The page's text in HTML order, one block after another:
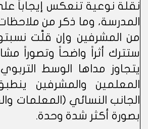
نقلة نوعية تنعكس إيجاباً
المدرسة، وما ذكر من
من المشرفين وإن قلَّت
ستترك أثراً واضحاً وتصوراً
يتجاوز مداها الوسط
المعلمين والمشرفين
الجانب النسائي (المعلمات
بصورة أكثر شدة وحدة.